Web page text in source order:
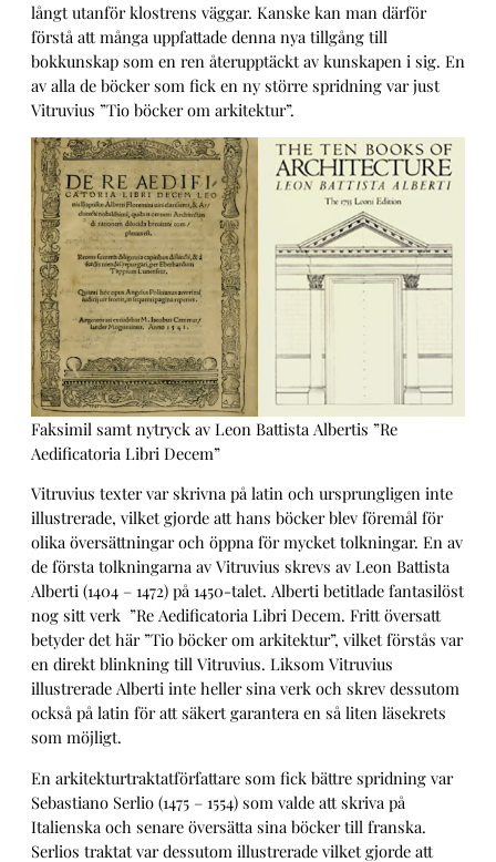
långt utanför klostrens väggar. Kanske kan man därför
förstå att många uppfattade denna nya tillgång till
bokkunskap som en ren återupptäckt av kunskapen i sig. En
av alla de böcker som fick en ny större spridning var just
Vitruvius ”Tio böcker om arkitektur”.
Faksimil samt nytryck av Leon Battista Albertis ”Re
Aedificatoria Libri Decem”
Vitruvius texter var skrivna på latin och ursprungligen inte
illustrerade, vilket gjorde att hans böcker blev föremål för
olika översättningar och öppna för mycket tolkningar. En av
de första tolkningarna av Vitruvius skrevs av Leon Battista
Alberti (1404 – 1472) på 1450-talet. Alberti betitlade fantasilöst
nog sitt verk ”Re Aedificatoria Libri Decem. Fritt översatt
betyder det här ”Tio böcker om arkitektur”, vilket förstås var
en direkt blinkning till Vitruvius. Liksom Vitruvius
illustrerade Alberti inte heller sina verk och skrev dessutom
också på latin för att säkert garantera en så liten läsekrets
som möjligt.
En arkitekturtraktatförfattare som fick bättre spridning var
Sebastiano Serlio (1475 – 1554) som valde att skriva på
Italienska och senare översätta sina böcker till franska.
Serlios traktat var dessutom illustrerade vilket gjorde att